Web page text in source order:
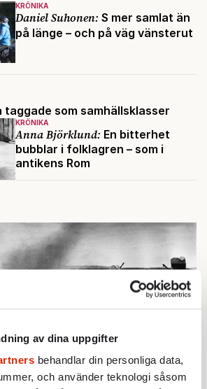
av dina uppgifter
behandlar din personliga data,
och använder teknologi såsom
KRÖNIKA
Daniel Suhonen: S mer samlat än
på länge – och på väg vänsterut
som samhällsklasser
KRÖNIKA
Anna Björklund: En bitterhet
bubblar i folklagren – som i
antikens Rom